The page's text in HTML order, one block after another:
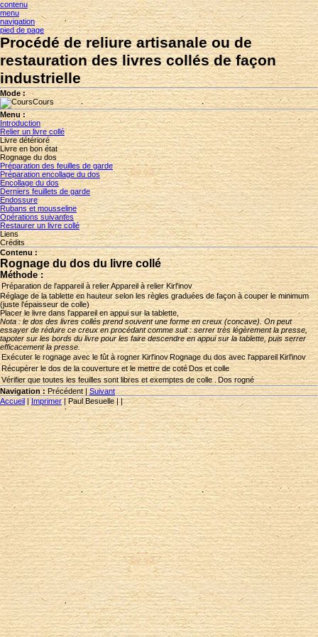
contenu
menu
navigation
pied de page
Procédé de reliure artisanale ou de
restauration des livres collés de façon
industrielle
Mode :
Cours
Menu :
Introduction
Relier un livre collé
Livre détérioré
Livre en bon état
Rognage du dos
Préparation des feuilles de garde
Préparation encollage du dos
Encollage du dos
Derniers feuillets de garde
Endossure
Rubans et mousseline
Opérations suivantes
Restaurer un livre collé
Liens
Crédits
Contenu :
Rognage du dos du livre collé
Méthode:
Préparation de l'appareil à relierAppareil à relier Kirl'inov
Réglage de la tablette en hauteur selon les règles graduées de façon à couper le minimum
(juste l'épaisseur de colle)
Placer le livre dans l'appareil en appui sur la tablette,
Nota : le dos des livres collés prend souvent une forme en creux (concave). On peut
essayer de réduire ce creux en procédant comme suit : serrer très légèrement la presse,
tapoter sur les bords du livre pour les faire descendre en appui sur la tablette, puis serrer
efficacement la presse.
Exécuter le rognage avec le fût à rogner Kirl'inovRognage du dos avec l'appareil Kirl'inov
Récupérer le dos de la couverture et le mettre de cotéDos et colle
Vérifier que toutes les feuilles sont libres et exemptes de colle . Dos rogné
Navigation :Précédent|Suivant
Accueil |Imprimer|Paul Besuelle ||